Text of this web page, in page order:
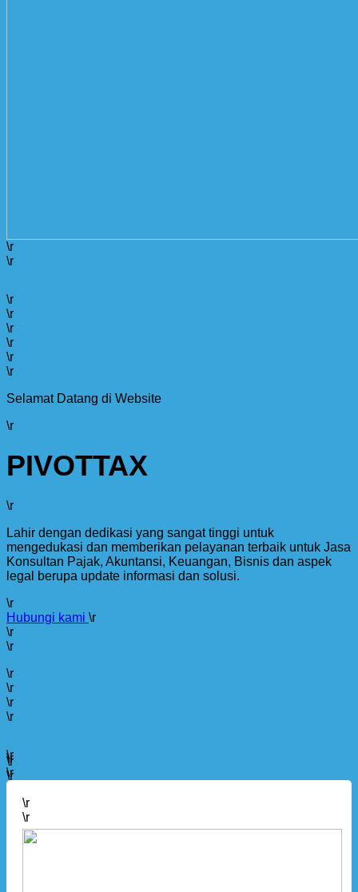
\r
\r
\r
\r
\r
\r
\r
\r
Selamat Datang di Website
\r
PIVOTTAX
\r
Lahir dengan dedikasi yang sangat tinggi untuk
mengedukasi dan memberikan pelayanan terbaik untuk Jasa
Konsultan Pajak, Akuntansi, Keuangan, Bisnis dan aspek
legal berupa update informasi dan solusi.
\r
Hubungi kami \r
\r
\r
\r
\r
\r
\r
\r
\r
\r
\r
\r
\r
\r